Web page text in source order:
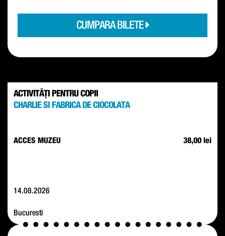
CUMPARA BILETE
ACTIVITĂȚI PENTRU COPII
CHARLIE SI FABRICA DE CIOCOLATA
ACCES MUZEU 38,00 lei
14.08.2026
Bucuresti